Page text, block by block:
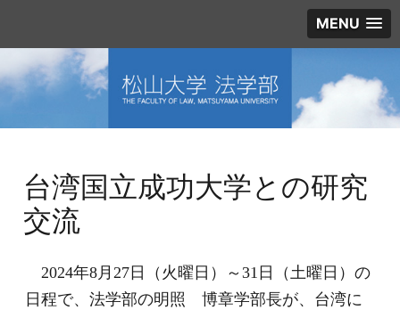
MENU
台湾国立成功大学との研究
交流
2024年8月27日（火曜日）～31日（土曜日）の
日程で、法学部の明照 博章学部長が、台湾に